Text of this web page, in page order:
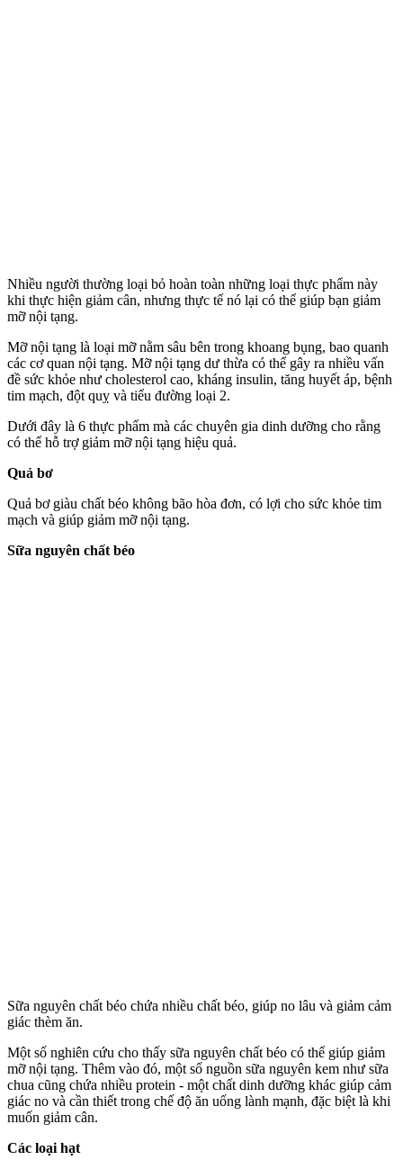
Nhiều người thường loại bỏ hoàn toàn những loại thực phẩm này
khi thực hiện giảm cân, nhưng thực tế nó lại có thể giúp bạn giảm
mỡ nộ‌i tạn‌g.
Mỡ nộ‌i tạn‌g là loại mỡ nằm sâu bên trong khoang bụng, bao quanh
các cơ quan nộ‌i tạn‌g. Mỡ nộ‌i tạn‌g dư thừa có thể gây ra nhiều vấn
đề sức khỏe như cholesterol cao, kháng insulin, tăng huyết áp, bệnh
tim mạch, đột quỵ và tiểu đường loại 2.
Dưới đây là 6 thực phẩm mà các chuyên gia dinh dưỡng cho rằng
có thể hỗ trợ giảm mỡ nộ‌i tạn‌g hiệu quả.
Quả bơ
Quả bơ giàu chất béo không bão hòa đơn, có lợi cho sức khỏe tim
mạch và giúp giảm mỡ nộ‌i tạn‌g.
Sữa nguyên chất béo
Sữa nguyên chất béo chứa nhiều chất béo, giúp no lâu và giảm cảm
giác thèm ăn.
Một số nghiên cứu cho thấy sữa nguyên chất béo có thể giúp giảm
mỡ nộ‌i tạn‌g. Thêm vào đó, một số nguồn sữa nguyên kem như sữa
chua cũng chứa nhiều protein - một chất dinh dưỡng khác giúp cảm
giác no và cần thiết trong chế độ ăn uống lành mạnh, đặc biệt là khi
muốn giảm cân.
Các loại hạt